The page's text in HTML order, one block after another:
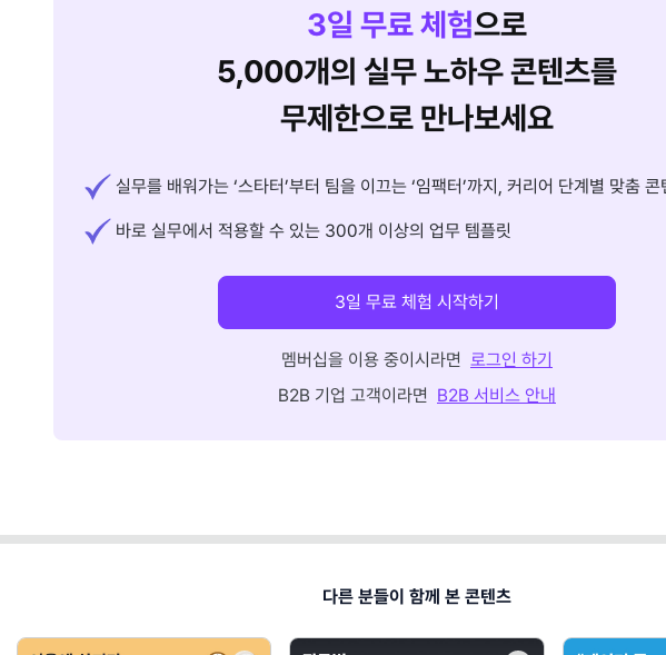
3일 무료 체험으로
5,000개의 실무 노하우 콘텐츠를
무제한으로 만나보세요
실무를 배워가는 ‘스타터’부터 팀을 이끄는 ‘임팩터’까지, 커리어 단계별 맞춤 콘
바로 실무에서 적용할 수 있는 300개 이상의 업무 템플릿
3일 무료 체험 시작하기
멤버십을 이용 중이시라면 로그인 하기
B2B 기업 고객이라면 B2B 서비스 안내
다른 분들이 함께 본 콘텐츠